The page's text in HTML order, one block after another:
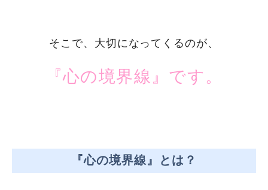
そこで、大切になってくるのが、
『心の境界線』です。
『心の境界線』とは？